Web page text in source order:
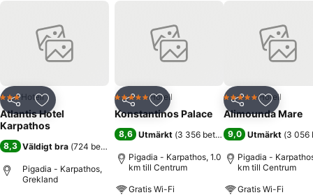
Dela Lägg till i Mina Favoriter
3 Stjärnor
Hotell
Atlantis Hotel
Karpathos
8,3 Väldigt bra (724 betyg
Pigadia - Karpathos,
Grekland
Dela Lägg till i Mina Favoriter
5 StjärnorHotell
Konstantinos Palace
8,6 Utmärkt (3 356 betyg)
Pigadia - Karpathos, 1.0
km till Centrum
Gratis Wi-Fi
Dela Lägg till
5 StjärnorHotell
Alimounda Mare
9,0 Utmärkt (3 056
Pigadia -
km till Centrum
Gratis Wi-Fi